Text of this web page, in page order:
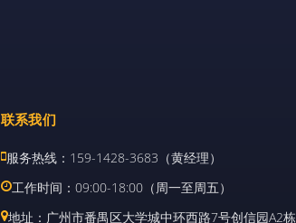
联系我们
服务热线：159-1428-3683（黄经理）
工作时间：09:00-18:00（周一至周五）
地址：广州市番禺区大学城中环西路7号创信园A2栋